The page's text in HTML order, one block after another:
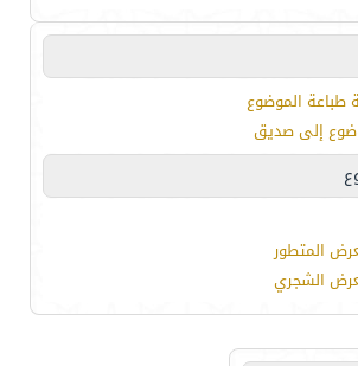
الموضوع
إلى صديق
المتطور
الشجري